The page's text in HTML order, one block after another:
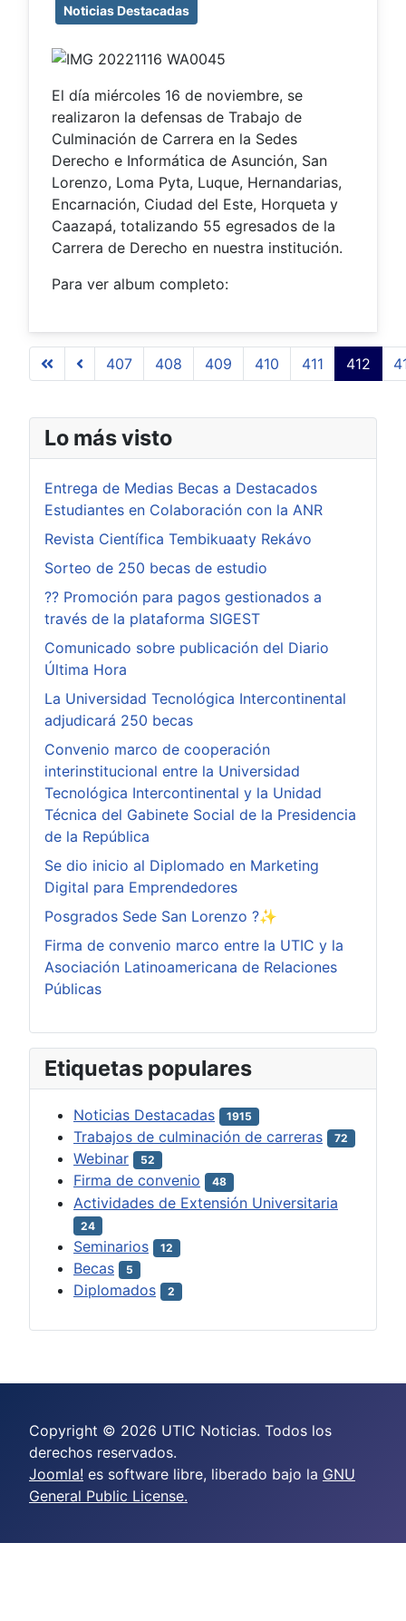
Noticias Destacadas
El día miércoles 16 de noviembre, se
realizaron la defensas de Trabajo de
Culminación de Carrera en la Sedes
Derecho e Informática de Asunción, San
Lorenzo, Loma Pyta, Luque, Hernandarias,
Encarnación, Ciudad del Este, Horqueta y
Caazapá, totalizando 55 egresados de la
Carrera de Derecho en nuestra institución.
Para ver album completo:
Página 412 de 509
407 408 409 410 411 412
Lo más visto
Entrega de Medias Becas a Destacados
Estudiantes en Colaboración con la ANR
Revista Científica Tembikuaaty Rekávo
Sorteo de 250 becas de estudio
?? Promoción para pagos gestionados a
través de la plataforma SIGEST
Comunicado sobre publicación del Diario
Última Hora
La Universidad Tecnológica Intercontinental
adjudicará 250 becas
Convenio marco de cooperación
interinstitucional entre la Universidad
Tecnológica Intercontinental y la Unidad
Técnica del Gabinete Social de la Presidencia
de la República
Se dio inicio al Diplomado en Marketing
Digital para Emprendedores
Posgrados Sede San Lorenzo ?✨
Firma de convenio marco entre la UTIC y la
Asociación Latinoamericana de Relaciones
Públicas
Etiquetas populares
Noticias Destacadas 1915
Trabajos de culminación de carreras 72
Webinar 52
Firma de convenio 48
Actividades de Extensión Universitaria
24
Seminarios 12
Becas 5
Diplomados 2
Copyright © 2026 UTIC Noticias. Todos los
derechos reservados.
Joomla! es software libre, liberado bajo la GNU
General Public License.